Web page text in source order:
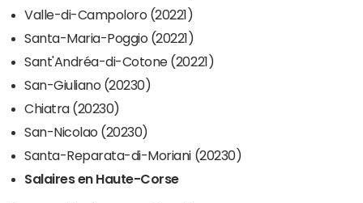
Valle-di-Campoloro (20221)
Santa-Maria-Poggio (20221)
Sant'Andréa-di-Cotone (20221)
San-Giuliano (20230)
Chiatra (20230)
San-Nicolao (20230)
Santa-Reparata-di-Moriani (20230)
Salaires en Haute-Corse